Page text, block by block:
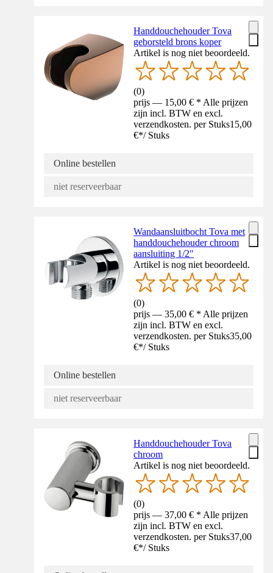
Handdouchehouder Tova
geborsteld brons koper
Artikel is nog niet beoordeeld.
(0)
prijs — 15,00 € * Alle prijzen
zijn incl. BTW en excl.
verzendkosten. per Stuks15,00
€*/ Stuks
Online bestellen
niet reserveerbaar
Wandaansluitbocht Tova met
handdouchehouder chroom
aansluiting 1/2"
Artikel is nog niet beoordeeld.
(0)
prijs — 35,00 € * Alle prijzen
zijn incl. BTW en excl.
verzendkosten. per Stuks35,00
€*/ Stuks
Online bestellen
niet reserveerbaar
Handdouchehouder Tova
chroom
Artikel is nog niet beoordeeld.
(0)
prijs — 37,00 € * Alle prijzen
zijn incl. BTW en excl.
verzendkosten. per Stuks37,00
€*/ Stuks